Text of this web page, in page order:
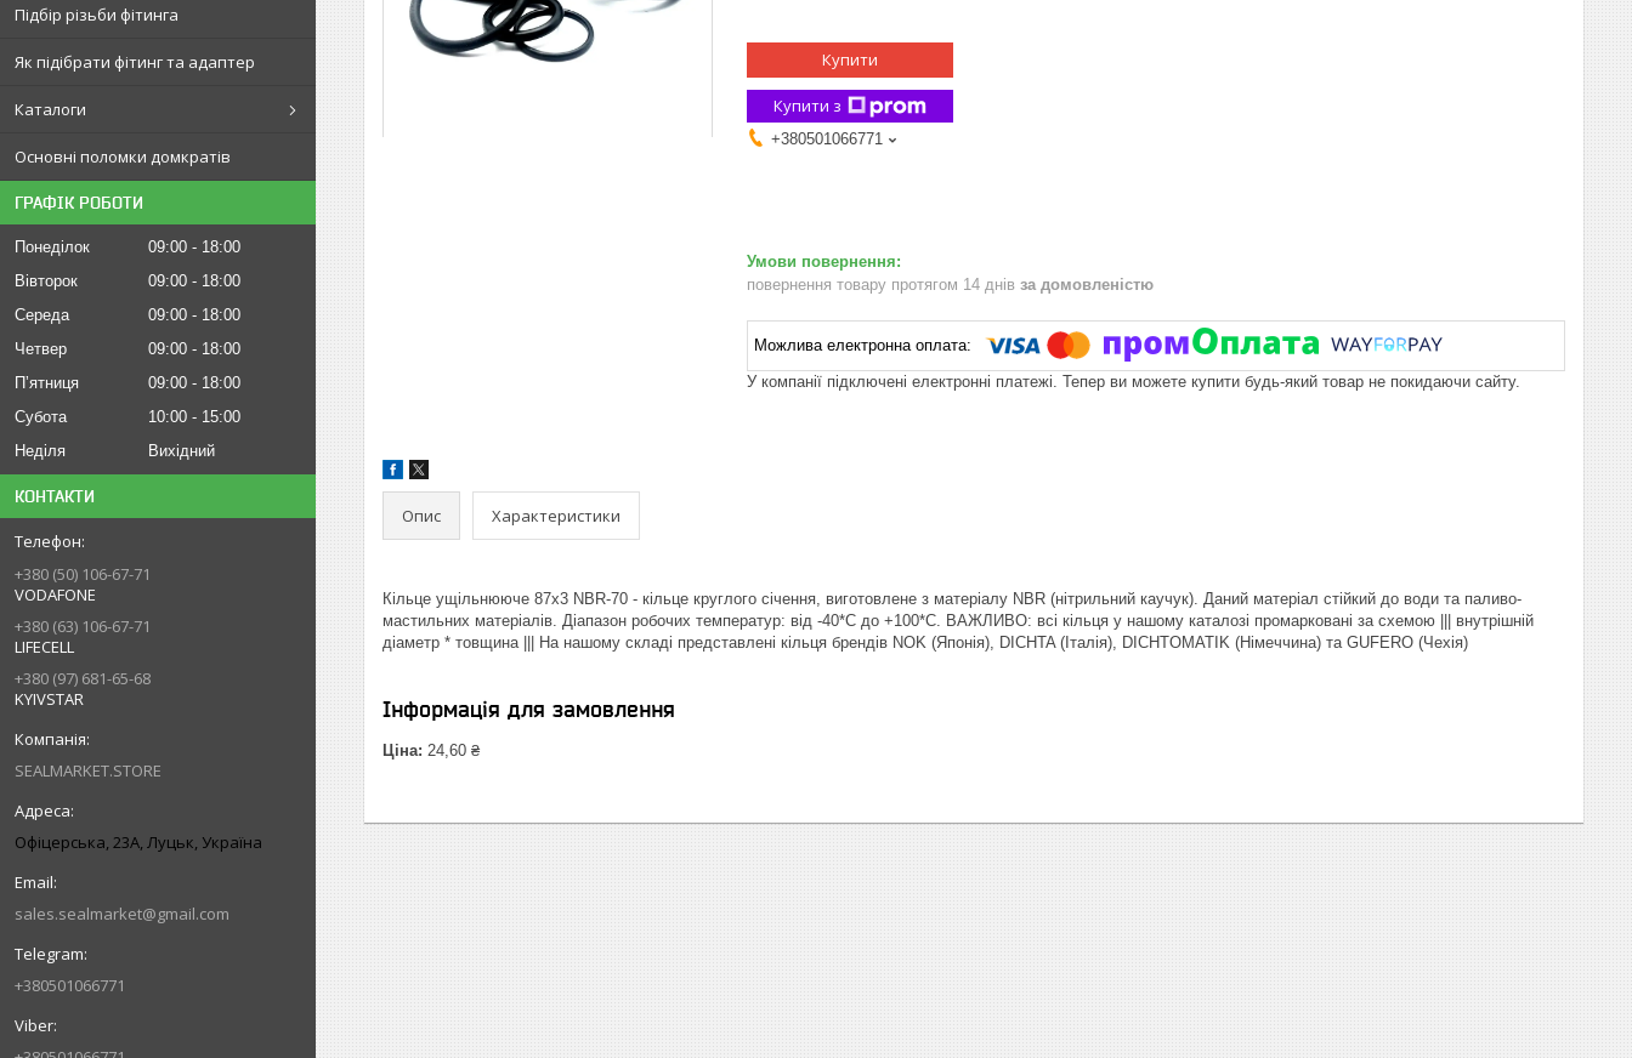
Підбір різьби фітинга
Як підібрати фітинг та адаптер
Каталоги
Основні поломки домкратів
ГРАФІК РОБОТИ
Понеділок 09:00
18:00
Вівторок
09:00
18:00
Середа
09:00
18:00
Четвер
09:00
18:00
Пʼятниця
09:00
18:00
Субота
10:00
15:00
Неділя
Вихідний
КОНТАКТИ
+380 (50) 106-67-71
VODAFONE
+380 (63) 106-67-71
LIFECELL
+380 (97) 681-65-68
KYIVSTAR
SEALMARKET.STORE
Офіцерська, 23А, Луцьк, Україна
sales.sealmarket@gmail.com
+380501066771
Купити
Купити з
+380501066771
повернення товару протягом 14 днів за домовленістю
У компанії підключені електронні платежі. Тепер ви можете купити будь-який товар не покидаючи сайту.
Опис Характеристики
Кільце ущільнююче 87х3 NBR-70 - кільце круглого січення, виготовлене з матеріалу NBR (нітрильний каучук). Даний матеріал стійкий до води та паливо-
мастильних матеріалів. Діапазон робочих температур: від -40*С до +100*С. ВАЖЛИВО: всі кільця у нашому каталозі промарковані за схемою ||| внутрішній
діаметр * товщина ||| На нашому складі представлені кільця брендів NOK (Японія), DICHTA (Італія), DICHTOMATIK (Німеччина) та GUFERO (Чехія)
Інформація для замовлення
Ціна: 24,60 ₴